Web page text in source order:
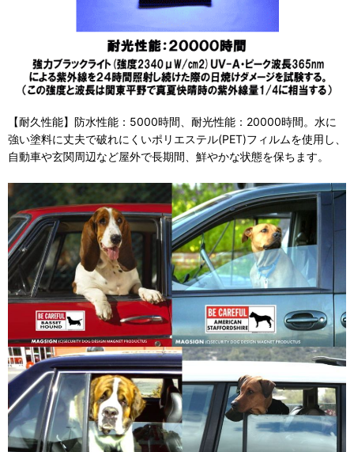
【耐久性能】防水性能：5000時間、耐光性能：20000時間。水に
強い塗料に丈夫で破れにくいポリエステル(PET)フィルムを使用し、
自動車や玄関周辺など屋外で長期間、鮮やかな状態を保ちます。